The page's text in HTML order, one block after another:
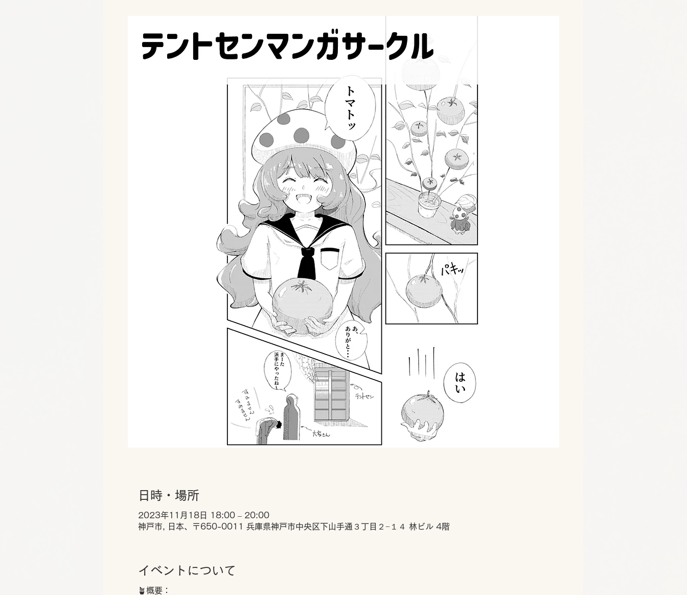
日時・場所
2023年11月18日 18:00 – 20:00
神戸市, 日本、〒650-0011 兵庫県神戸市中央区下山手通３丁目２−１４ 林ビル 4階
イベントについて
🪴概要：